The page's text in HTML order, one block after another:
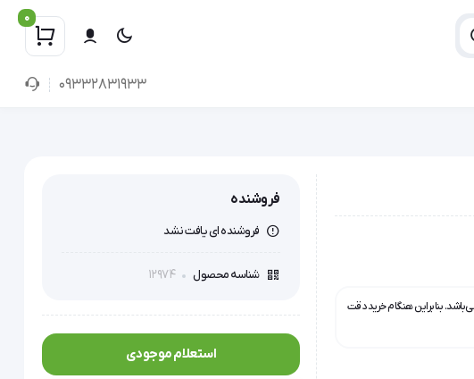
0
09332831933
بنابراین هنگام خرید دقت
فروشنده
فروشنده ای یافت نشد
شناسه محصول 12974
استعلام موجودی